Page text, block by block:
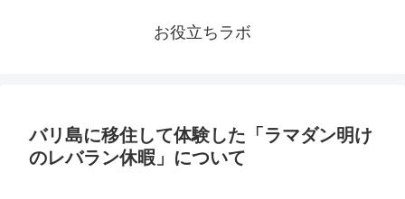
お役立ちラボ
バリ島に移住して体験した「ラマダン明け
のレバラン休暇」について